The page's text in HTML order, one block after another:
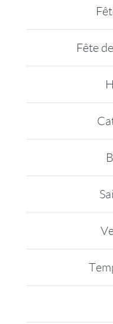
Fête